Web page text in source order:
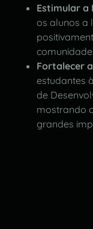
Estimular a
os alunos a
Fortalecer
estudantes
de
mostrando
grandes